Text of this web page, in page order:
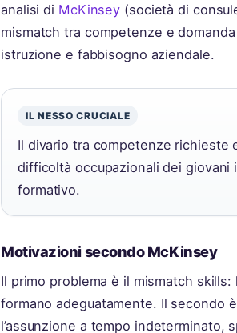
analisi di McKinsey (società di
mismatch tra competenze e
istruzione e fabbisogno aziendale.
IL NESSO CRUCIALE
Il divario tra competenze richieste
difficoltà occupazionali dei giovani
formativo.
Motivazioni secondo McKinsey
Il primo problema è il mismatch
formano adeguatamente. Il secondo
l’assunzione a tempo